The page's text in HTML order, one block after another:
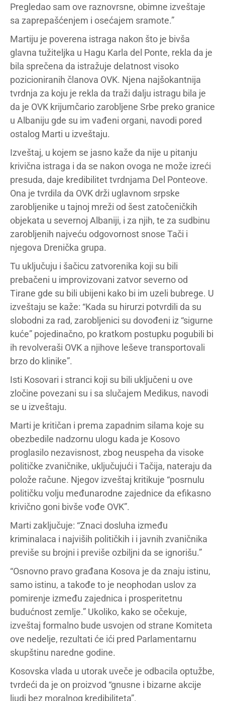
Pregledao sam ove raznovrsne, obimne izveštaje
sa zaprepašćenjem i osećajem sramote.”
Martiju je poverena istraga nakon što je bivša
glavna tužiteljka u Hagu Karla del Ponte, rekla da je
bila sprečena da istražuje delatnost visoko
pozicioniranih članova OVK. Njena najšokantnija
tvrdnja za koju je rekla da traži dalju istragu bila je
da je OVK krijumčario zarobljene Srbe preko granice
u Albaniju gde su im vađeni organi, navodi pored
ostalog Marti u izveštaju.
Izveštaj, u kojem se jasno kaže da nije u pitanju
krivična istraga i da se nakon ovoga ne može izreći
presuda, daje kredibilitet tvrdnjama Del Ponteove.
Ona je tvrdila da OVK drži uglavnom srpske
zarobljenike u tajnoj mreži od šest zatočeničkih
objekata u severnoj Albaniji, i za njih, te za sudbinu
zarobljenih najveću odgovornost snose Tači i
njegova Drenička grupa.
Tu uključuju i šačicu zatvorenika koji su bili
prebačeni u improvizovani zatvor severno od
Tirane gde su bili ubijeni kako bi im uzeli bubrege. U
izveštaju se kaže: “Kada su hirurzi potvrdili da su
slobodni za rad, zarobljenici su dovođeni iz “sigurne
kuće” pojedinačno, po kratkom postupku pogubili bi
ih revolveraši OVK a njihove leševe transportovali
brzo do klinike”.
Isti Kosovari i stranci koji su bili uključeni u ove
zločine povezani su i sa slučajem Medikus, navodi
se u izveštaju.
Marti je kritičan i prema zapadnim silama koje su
obezbedile nadzornu ulogu kada je Kosovo
proglasilo nezavisnost, zbog neuspeha da visoke
političke zvaničnike, uključujući i Tačija, nateraju da
polože račune. Njegov izveštaj kritikuje “posrnulu
političku volju međunarodne zajednice da efikasno
krivično goni bivše vođe OVK”.
Marti zaključuje: “Znaci dosluha između
kriminalaca i najviših političkih i i javnih zvaničnika
previše su brojni i previše ozbiljni da se ignorišu.”
“Osnovno pravo građana Kosova je da znaju istinu,
samo istinu, a takođe to je neophodan uslov za
pomirenje između zajednica i prosperitetnu
budućnost zemlje.” Ukoliko, kako se očekuje,
izveštaj formalno bude usvojen od strane Komiteta
ove nedelje, rezultati će ići pred Parlamentarnu
skupštinu naredne godine.
Kosovska vlada u utorak uveče je odbacila optužbe,
tvrdeći da je on proizvod “gnusne i bizarne akcije
ljudi bez moralnog kredibiliteta”.